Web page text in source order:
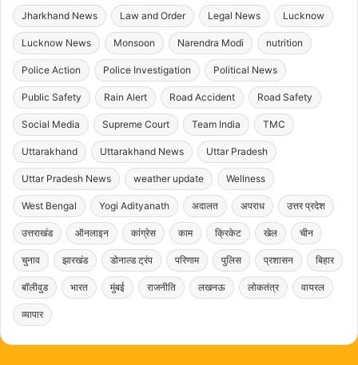
Jharkhand News Law and Order Legal News Lucknow
Lucknow News Monsoon Narendra Modi nutrition
Police Action Police Investigation Political News
Public Safety Rain Alert Road Accident Road Safety
Social Media Supreme Court Team India TMC
Uttarakhand Uttarakhand News Uttar Pradesh
Uttar Pradesh News weather update Wellness
West Bengal Yogi Adityanath अदालत अपराध उत्तर प्रदेश
उत्तराखंड ऑनलाइन कांग्रेस काम क्रिकेट खेल चीन
चुनाव झारखंड डोनाल्ड ट्रंप परिणाम पुलिस प्रशासन बिहार
बॉलीवुड भारत मुंबई राजनीति लखनऊ लोकतंत्र वायरल
व्यापार